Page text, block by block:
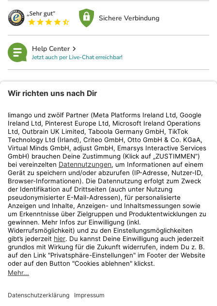
Sichere Verbindung
Help Center
Jetzt auch per Live-Chat erreichbar!
Kundenservice
Shop
Aktionen
Travel